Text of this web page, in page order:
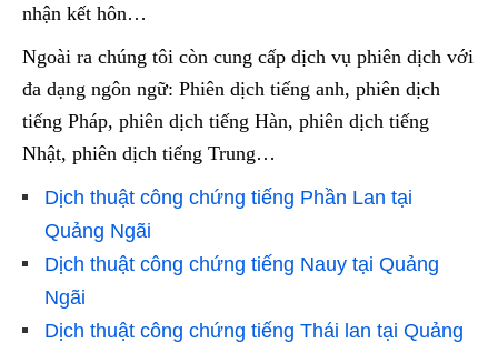
nhận kết hôn…
Ngoài ra chúng tôi còn cung cấp dịch vụ phiên dịch với
đa dạng ngôn ngữ: Phiên dịch tiếng anh, phiên dịch
tiếng Pháp, phiên dịch tiếng Hàn, phiên dịch tiếng
Nhật, phiên dịch tiếng Trung…
Dịch thuật công chứng tiếng Phần Lan tại
Quảng Ngãi
Dịch thuật công chứng tiếng Nauy tại Quảng
Ngãi
Dịch thuật công chứng tiếng Thái lan tại Quảng